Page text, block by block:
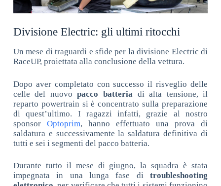
Divisione Electric: gli ultimi ritocchi
Un mese di traguardi e sfide per la divisione Electric di
RaceUP, proiettata alla conclusione della vettura.
Dopo aver completato con successo il risveglio delle
celle del nuovopacco batteria di alta tensione, il
reparto powertrain si è concentrato sulla preparazione
di quest’ultimo. I ragazzi infatti, grazie al nostro
sponsor Optoprim, hanno effettuato una prova di
saldatura e successivamente la saldatura definitiva di
tutti e sei i segmenti del pacco batteria.
Durante tutto il mese di giugno, la squadra è stata
impegnata in una lunga fase ditroubleshooting